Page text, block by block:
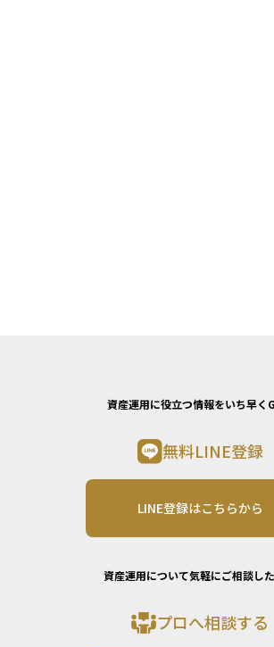
資産運用に役立つ情報をいち早く
無料LINE登録
LINE登録はこちらから
資産運用について気軽にご相談し
プロへ相談する